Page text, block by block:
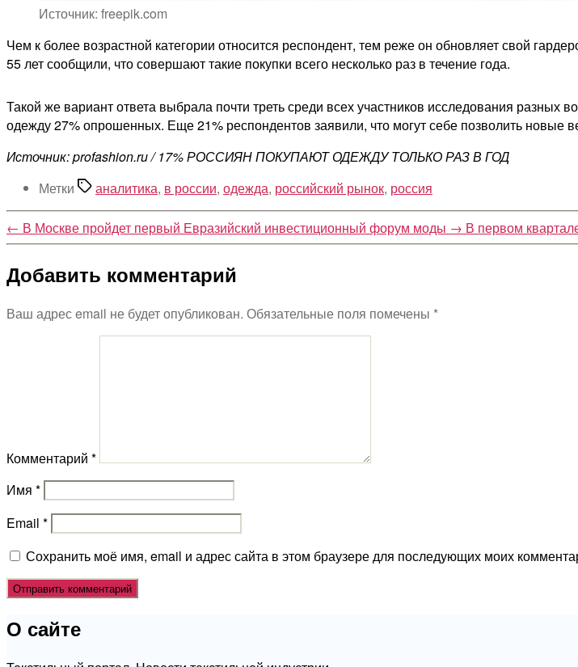
Источник: freepik.com
Чем к более возрастной категории относится респондент, тем реже он обновляет свой
55 лет сообщили, что совершают такие покупки всего несколько раз в течение года.
Такой же вариант ответа выбрала почти треть среди всех участников исследования разных
одежду 27% опрошенных. Еще 21% респондентов заявили, что могут себе позволить новые
Источник: profashion.ru / 17% РОССИЯН ПОКУПАЮТ ОДЕЖДУ ТОЛЬКО РАЗ В ГОД
Метки
аналитика, в россии, одежда, российский рынок, россия
← В Москве пройдет первый Евразийский инвестиционный форум моды → В первом
Добавить комментарий
Ваш адрес email не будет опубликован. Обязательные поля помечены *
Комментарий *
Имя *
Email *
Сохранить моё имя, email и адрес сайта в этом браузере для последующих моих
О сайте